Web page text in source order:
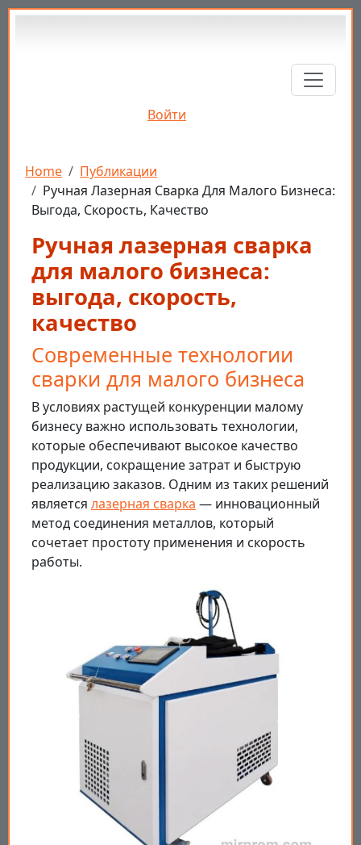
Перейти к основному содержанию
Войти
Строка навигации
Home
Публикации
Ручная Лазерная Сварка Для Малого Бизнеса:
Выгода, Скорость, Качество
Ручная лазерная сварка
для малого бизнеса:
выгода, скорость,
качество
Современные технологии
сварки для малого бизнеса
В условиях растущей конкуренции малому
бизнесу важно использовать технологии,
которые обеспечивают высокое качество
продукции, сокращение затрат и быструю
реализацию заказов. Одним из таких решений
является лазерная сварка — инновационный
метод соединения металлов, который
сочетает простоту применения и скорость
работы.